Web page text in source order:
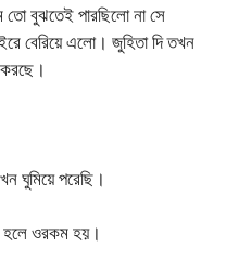
বুঝতেই পারছিলো না সে
বেরিয়ে এলো। জুহিতা দি তখন
ঘুমিয়ে পরেছি।
হলে ওরকম হয়।